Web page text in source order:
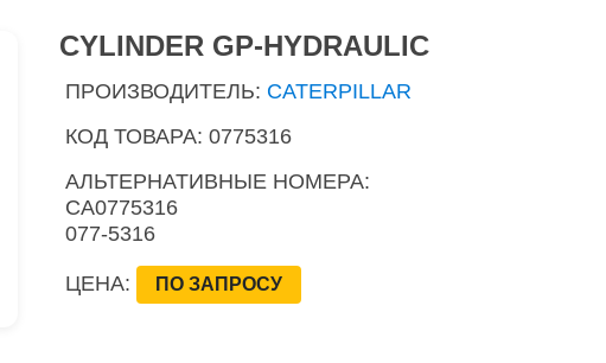
CYLINDER GP-HYDRAULIC
ПРОИЗВОДИТЕЛЬ: CATERPILLAR
КОД ТОВАРА: 0775316
АЛЬТЕРНАТИВНЫЕ НОМЕРА:
CA0775316
077-5316
ЦЕНА: ПО ЗАПРОСУ